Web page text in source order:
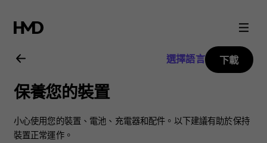
Nokia
5.3
用
戶
選擇語言 下載
保養您的裝置
小心使用您的裝置、電池、充電器和配件。以下建議有助於保持
裝置正常運作。